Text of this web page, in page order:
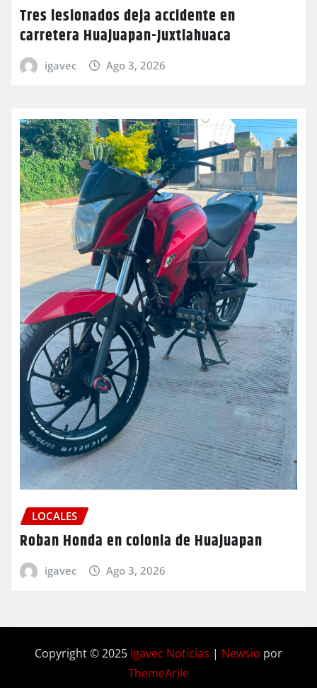
Tres lesionados deja accidente en
carretera Huajuapan-Juxtlahuaca
igavec Ago 3, 2026
LOCALES
Roban Honda en colonia de Huajuapan
igavec Ago 3, 2026
Copyright © 2025 Igavec Noticias | Newsio por
ThemeArile